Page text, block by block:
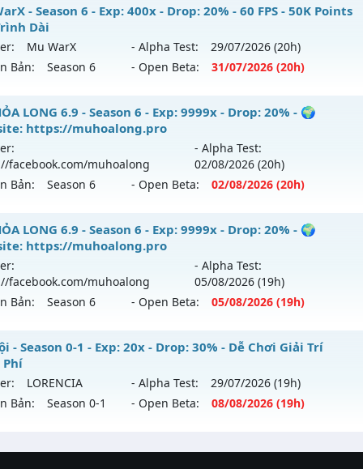
loại: Mu Bán Đồ Full Trong Shop
Anti Phoenix
LONG 6.9 - 🌍 Website: https://muhoalong.pro
ra tháng 07 2026 - Mở máy chủ https://facebook.com/
30/07/2626
Non Reset
Mu Nguyên bản Webzen
Xshiel
- Season 6 - Exp: 400x - Drop: 20% - 60 FPS - 50K Points
Dài
Mu WarX - Alpha Test: 29/07/2026 (20h)
Bản:
Season 6 - Open Beta: 31/07/2026 (20h)
WarX - 60 FPS - 50K Points - Lộ Trình Dài
mới ra tháng 07 2026 - Mở máy chủ
Mu WarX
400x - Drop: 20%
loại: Mu Custom thêm đồ mới
UGK Shield + Phoenix
LONG 6.9 - Season 6 - Exp: 9999x - Drop: 20% - 🌍
https://muhoalong.pro
facebook.com/muhoalong
- Alpha Test:
02/08/2026 (20h)
Bản:
Season 6 - Open Beta: 02/08/2026 (20h)
LONG 6.9 - 🌍 Website: https://muhoalong.pro
ra tháng 08 2026 - Mở máy chủhttps://facebook.com/
08/2626
- Drop: 20%
Mu Nguyên bản Webzen
XShield
LONG 6.9 - Season 6 - Exp: 9999x - Drop: 20% - 🌍
https://muhoalong.pro
facebook.com/muhoalong
- Alpha Test:
05/08/2026 (19h)
Bản:
Season 6 - Open Beta: 05/08/2026 (19h)
LONG 6.9 - 🌍 Website: https://muhoalong.pro
ra tháng 08 2026 - Mở máy chủ https://facebook.com/
05/08/2626
Non Reset
- Season 0-1 - Exp: 20x - Drop: 30% - Dễ Chơi Giải Trí
Phí
LORENCIA - Alpha Test: 29/07/2026 (19h)
Bản:
Season 0-1 - Open Beta: 08/08/2026 (19h)
Nội - Dễ Chơi Giải Trí Miễn Phí